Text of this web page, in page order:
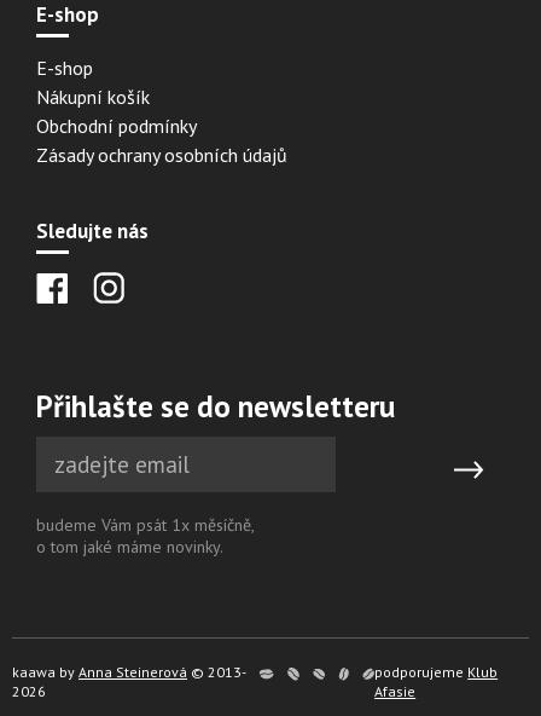
E-shop
E-shop
Nákupní košík
Obchodní podmínky
Zásady ochrany osobních údajů
Sledujte nás
Přihlašte se do newsletteru
budeme Vám psát 1x měsíčně,
o tom jaké máme novinky.
kaawa by Anna Steinerová © 2013-
2026
podporujeme Klub
Afasie